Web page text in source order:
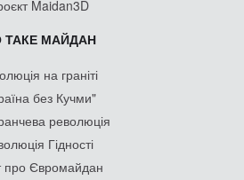
Maidan3D
МАЙДАН
на граніті
без Кучми"
революція
Гідності
про Євромайдан